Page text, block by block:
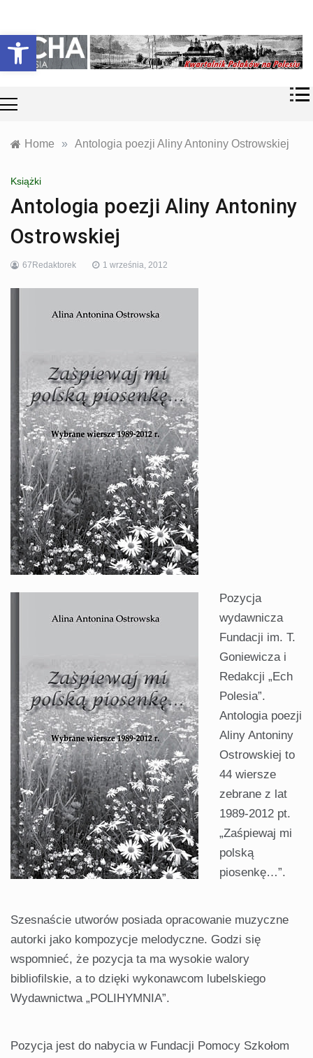
Otwórz pasek narzędzi
content
Echa
Polesia
współczesność
Polaków na
Polesiu.
Home » Antologia poezji Aliny Antoniny Ostrowskiej
Książki
Antologia poezji Aliny Antoniny
Ostrowskiej
67Redaktorek 1 września, 2012
Pozycja
wydawnicza
Fundacji im. T.
Goniewicza i
Redakcji „Ech
Polesia”.
Antologia poezji
Aliny Antoniny
Ostrowskiej to
44 wiersze
zebrane z lat
1989-2012 pt.
„Zaśpiewaj mi
polską
piosenkę…”.
Szesnaście utworów posiada opracowanie muzyczne
autorki jako kompozycje melodyczne. Godzi się
wspomnieć, że pozycja ta ma wysokie walory
bibliofilskie, a to dzięki wykonawcom lubelskiego
Wydawnictwa „POLIHYMNIA”.
Pozycja jest do nabycia w Fundacji Pomocy Szkołom